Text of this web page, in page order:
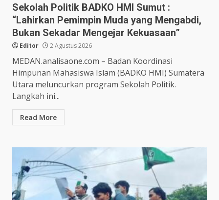
Sekolah Politik BADKO HMI Sumut :
“Lahirkan Pemimpin Muda yang Mengabdi,
Bukan Sekadar Mengejar Kekuasaan”
Editor 2 Agustus 2026
MEDAN.analisaone.com – Badan Koordinasi
Himpunan Mahasiswa Islam (BADKO HMI) Sumatera
Utara meluncurkan program Sekolah Politik.
Langkah ini...
Read More